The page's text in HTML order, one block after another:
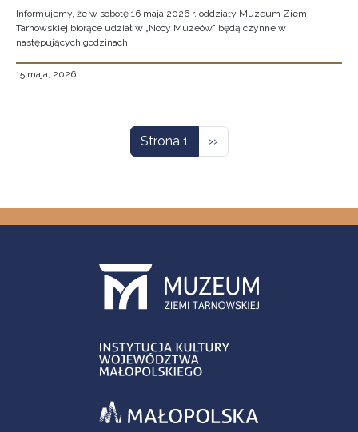
Informujemy, że w sobotę 16 maja 2026 r. oddziały Muzeum Ziemi
Tarnowskiej biorące udział w „Nocy Muzeów” będą czynne w
następujących godzinach:
15 maja, 2026
Strona 1 Następna strona
››